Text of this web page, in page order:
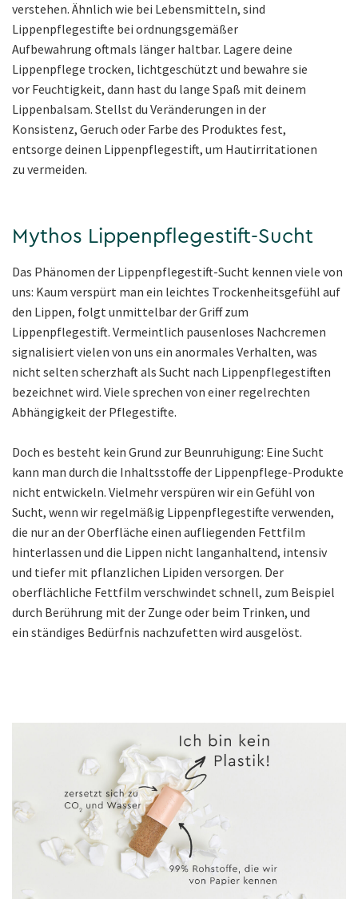
verstehen. Ähnlich wie bei Lebensmitteln, sind
Lippenpflegestifte bei ordnungsgemäßer
Aufbewahrung oftmals länger haltbar. Lagere deine
Lippenpflege trocken, lichtgeschützt und bewahre sie
vor Feuchtigkeit, dann hast du lange Spaß mit deinem
Lippenbalsam. Stellst du Veränderungen in der
Konsistenz, Geruch oder Farbe des Produktes fest,
entsorge deinen Lippenpflegestift, um Hautirritationen
zu vermeiden.
Mythos Lippenpflegestift-Sucht
Das Phänomen der Lippenpflegestift-Sucht kennen viele von
uns: Kaum verspürt man ein leichtes Trockenheitsgefühl auf
den Lippen, folgt unmittelbar der Griff zum
Lippenpflegestift. Vermeintlich pausenloses Nachcremen
signalisiert vielen von uns ein anormales Verhalten, was
nicht selten scherzhaft als Sucht nach Lippenpflegestiften
bezeichnet wird. Viele sprechen von einer regelrechten
Abhängigkeit der Pflegestifte.
Doch es besteht kein Grund zur Beunruhigung: Eine Sucht
kann man durch die Inhaltsstoffe der Lippenpflege-Produkte
nicht entwickeln. Vielmehr verspüren wir ein Gefühl von
Sucht, wenn wir regelmäßig Lippenpflegestifte verwenden,
die nur an der Oberfläche einen aufliegenden Fettfilm
hinterlassen und die Lippen nicht langanhaltend, intensiv
und tiefer mit pflanzlichen Lipiden versorgen. Der
oberflächliche Fettfilm verschwindet schnell, zum Beispiel
durch Berührung mit der Zunge oder beim Trinken, und
ein ständiges Bedürfnis nachzufetten wird ausgelöst.